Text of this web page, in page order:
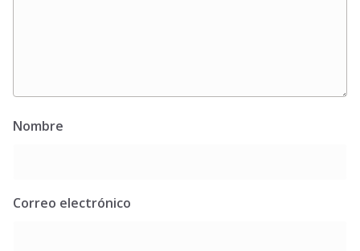
Nombre
Correo electrónico